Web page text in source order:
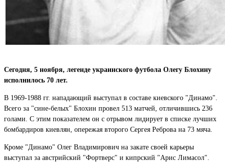
Сегодня, 5 ноября, легенде украинского футбола Олегу Блохину
исполнилось 70 лет.
В 1969-1988 гг. нападающий выступал в составе киевского "Динамо".
Всего за "сине-белых" Блохин провел 513 матчей, отличившись 236
голами. С этим показателем он с отрывом лидирует в списке лучших
бомбардиров киевлян, опережая второго Сергея Реброва на 73 мяча.
Кроме "Динамо" Олег Владимирович на закате своей карьеры
выступал за австрийский "Фортверс" и кипрский "Арис Лимасол".